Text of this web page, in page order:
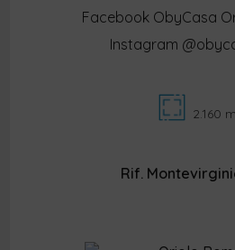
Facebook ObyCasa
Instagram
2.160
Rif.